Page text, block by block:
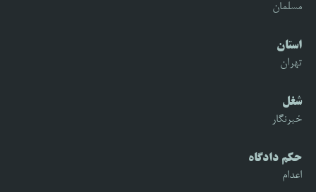
مسلمان
استان
تهران
شغل
خبرنگار
حکم دادگاه
اعدام